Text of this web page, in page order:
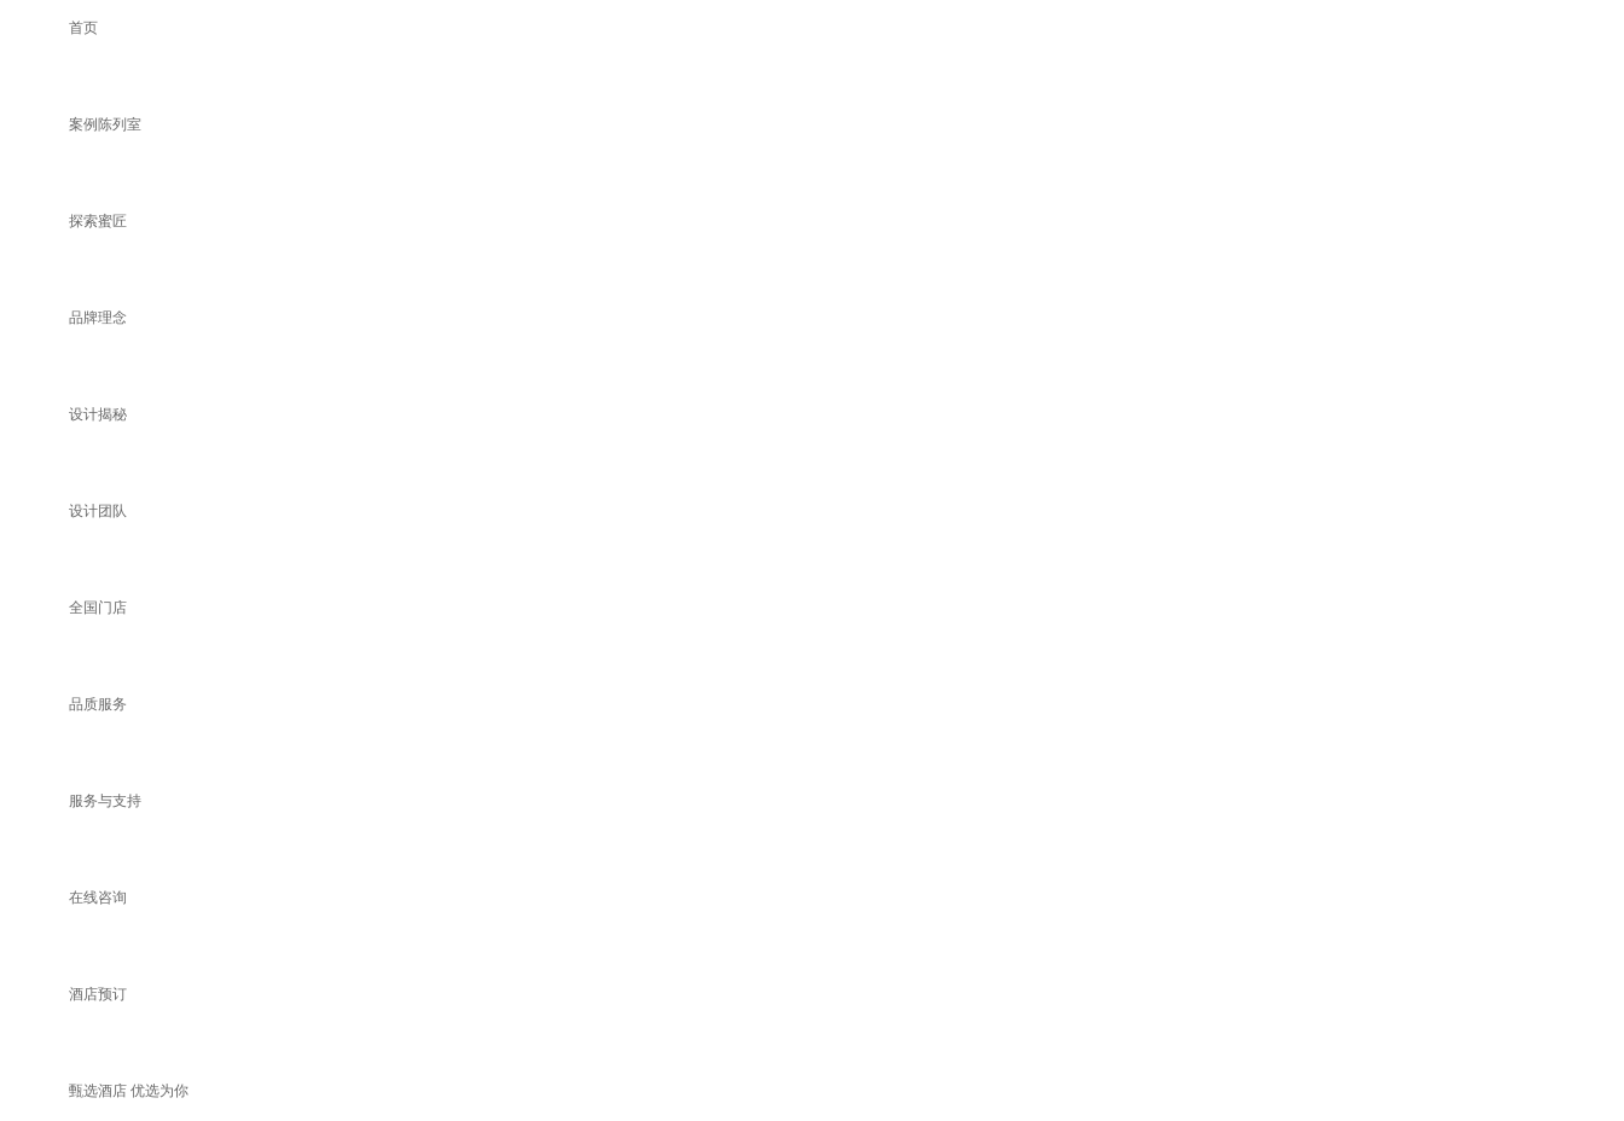
首页
案例陈列室
探索蜜匠
品牌理念
设计揭秘
设计团队
全国门店
品质服务
服务与支持
在线咨询
酒店预订
甄选酒店 优选为你